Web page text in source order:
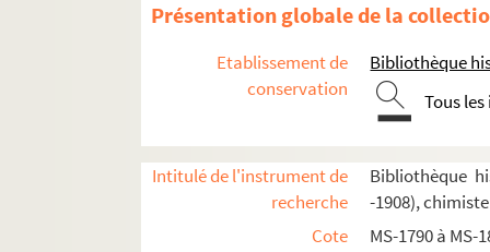
Présentation globale de la
Etablissement de
conservation
Bibliothèque
Tous
Intitulé de l'instrument de
recherche
Bibliothèque
-1908),
Cote
MS-1790 à MS-